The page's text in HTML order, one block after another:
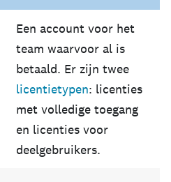
Een account voor het
team waarvoor al is
betaald. Er zijn twee
licentietypen: licenties
met volledige toegang
en licenties voor
deelgebruikers.